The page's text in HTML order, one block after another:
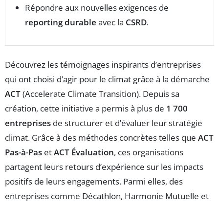
Répondre aux nouvelles exigences de
reporting durable avec la CSRD.
Découvrez les témoignages inspirants d’entreprises
qui ont choisi d’agir pour le climat grâce à la démarche
ACT(Accelerate Climate Transition). Depuis sa
création, cette initiative a permis à plus de 1 700
entreprises de structurer et d’évaluer leur stratégie
climat. Grâce à des méthodes concrètes telles que ACT
Pas-à-Pas etACT Évaluation, ces organisations
partagent leurs retours d’expérience sur les impacts
positifs de leurs engagements. Parmi elles, des
entreprises comme Décathlon, Harmonie Mutuelle et